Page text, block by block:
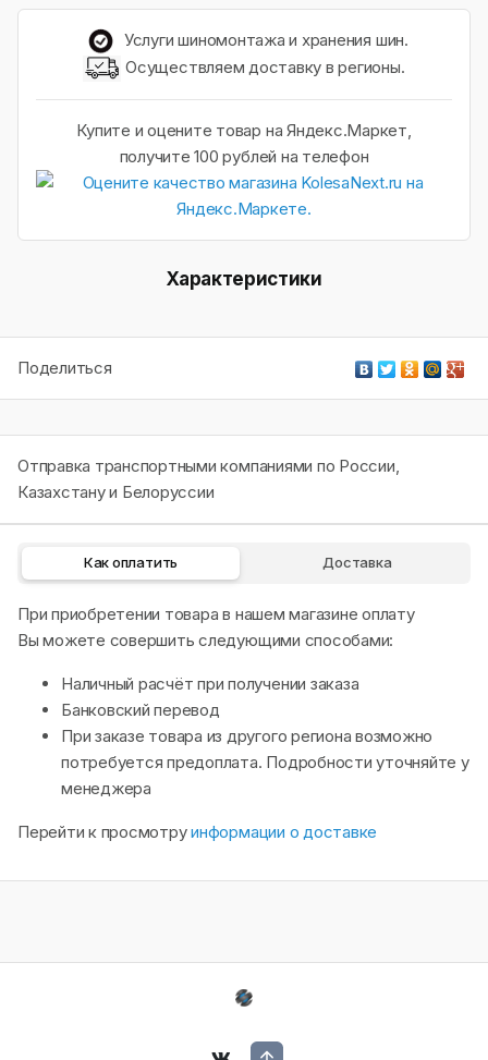
Услуги шиномонтажа и хранения шин.
Осуществляем доставку в регионы.
Купите и оцените товар на Яндекс.Маркет,
получите 100 рублей на телефон
Характеристики
Поделиться
Отправка транспортными компаниями по России,
Казахстану и Белоруссии
Как оплатить Доставка
При приобретении товара в нашем магазине оплату
Вы можете совершить следующими способами:
Наличный расчёт при получении заказа
Банковский перевод
При заказе товара из другого региона возможно
потребуется предоплата. Подробности уточняйте у
менеджера
Перейти к просмотруинформации о доставке